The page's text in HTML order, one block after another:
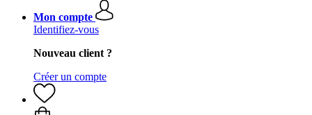
Mon compte
Identifiez-vous
Nouveau client ?
Créer un compte